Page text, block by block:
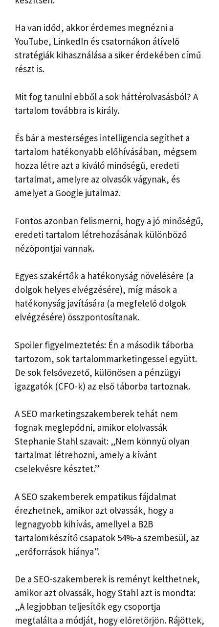
Ha van időd, akkor érdemes megnézni a
YouTube, LinkedIn és csatornákon átívelő
stratégiák kihasználása a siker érdekében című
részt is.
Mit fog tanulni ebből a sok háttérolvasásból? A
tartalom továbbra is király.
És bár a mesterséges intelligencia segíthet a
tartalom hatékonyabb előhívásában, mégsem
hozza létre azt a kiváló minőségű, eredeti
tartalmat, amelyre az olvasók vágynak, és
amelyet a Google jutalmaz.
Fontos azonban felismerni, hogy a jó minőségű,
eredeti tartalom létrehozásának különböző
nézőpontjai vannak.
Egyes szakértők a hatékonyság növelésére (a
dolgok helyes elvégzésére), míg mások a
hatékonyság javítására (a megfelelő dolgok
elvégzésére) összpontosítanak.
Spoiler figyelmeztetés: Én a második táborba
tartozom, sok tartalommarketingessel együtt.
De sok felsővezető, különösen a pénzügyi
igazgatók (CFO-k) az első táborba tartoznak.
A SEO marketingszakemberek tehát nem
fognak meglepődni, amikor elolvassák
Stephanie Stahl szavait: „Nem könnyű olyan
tartalmat létrehozni, amely a kívánt
cselekvésre késztet.”
A SEO szakemberek empatikus fájdalmat
érezhetnek, amikor azt olvassák, hogy a
legnagyobb kihívás, amellyel a B2B
tartalomkészítő csapatok 54%-a szembesül, az
„erőforrások hiánya”.
De a SEO-szakemberek is reményt kelthetnek,
amikor azt olvassák, hogy Stahl azt is mondta:
„A legjobban teljesítők egy csoportja
megtalálta a módját, hogy előretörjön. Rájöttek,